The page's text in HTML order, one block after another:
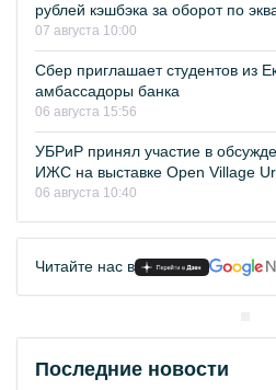
рублей кэшбэка за оборот по
07 августа 10:00
Сбер приглашает студентов из
амбассадоры банка
06 августа 15:56
УБРиР принял участие в
ИЖС на выставке Open Village
06 августа 10:40
Читайте нас в
Последние новости